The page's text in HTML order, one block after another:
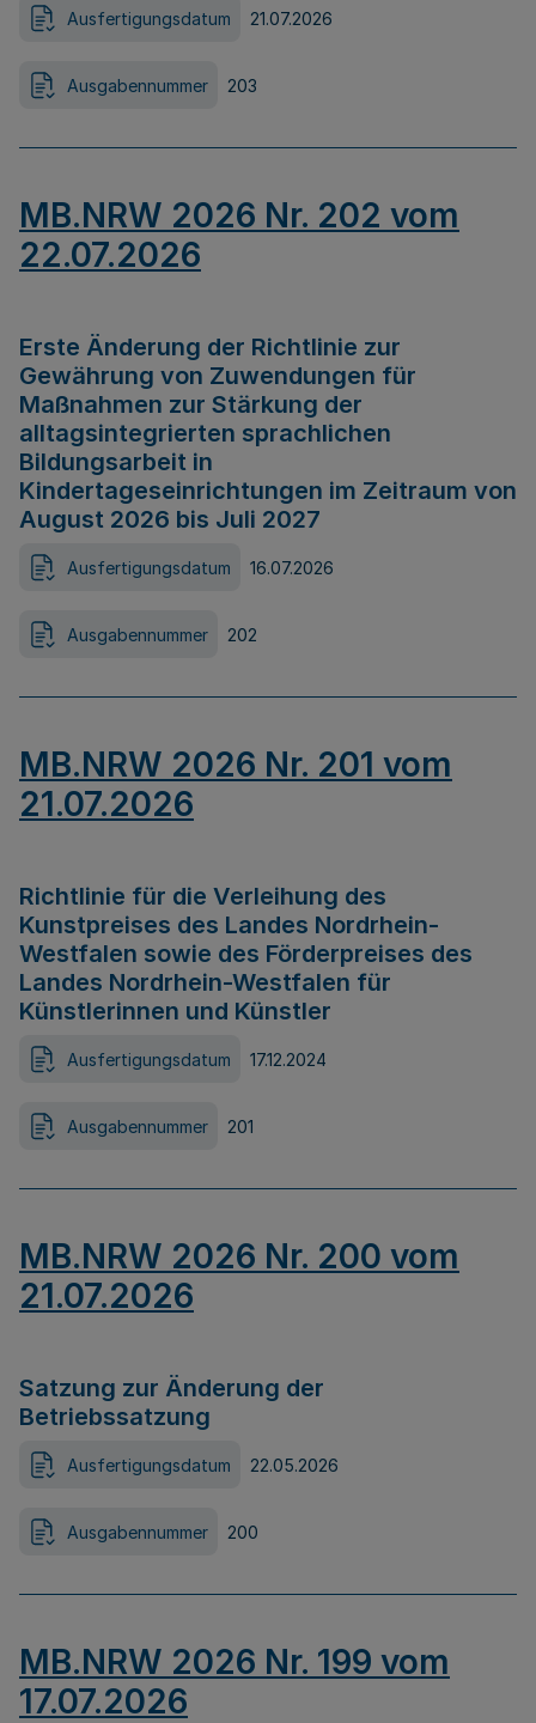
Ausfertigungsdatum 21.07.2026
Ausgabennummer 203
MB.NRW 2026 Nr. 202 vom
22.07.2026
Erste Änderung der Richtlinie zur
Gewährung von Zuwendungen für
Maßnahmen zur Stärkung der
alltagsintegrierten sprachlichen
Bildungsarbeit in
Kindertageseinrichtungen im Zeitraum von
August 2026 bis Juli 2027
Ausfertigungsdatum 16.07.2026
Ausgabennummer 202
MB.NRW 2026 Nr. 201 vom
21.07.2026
Richtlinie für die Verleihung des
Kunstpreises des Landes Nordrhein-
Westfalen sowie des Förderpreises des
Landes Nordrhein-Westfalen für
Künstlerinnen und Künstler
Ausfertigungsdatum 17.12.2024
Ausgabennummer 201
MB.NRW 2026 Nr. 200 vom
21.07.2026
Satzung zur Änderung der
Betriebssatzung
Ausfertigungsdatum 22.05.2026
Ausgabennummer 200
MB.NRW 2026 Nr. 199 vom
17.07.2026